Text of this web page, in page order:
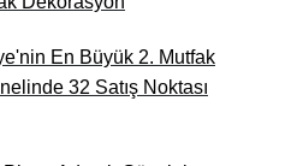
Mobilyacılar
İmalatçıları, Mağazaları
Mobilyacılar
Mağazaları
En Büyük 2. Mutfak
32 Satış Noktası